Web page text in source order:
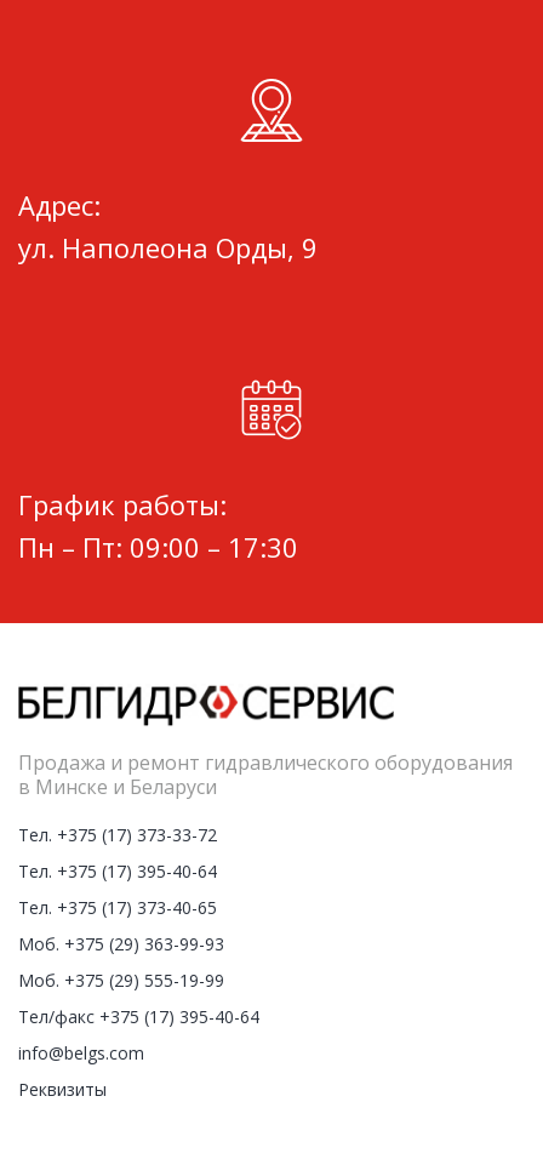
Адрес:
ул. Наполеона Орды, 9
График работы:
Пн – Пт: 09:00 – 17:30
Продажа и ремонт гидравлического оборудования
в Минске и Беларуси
Тел. +375 (17) 373-33-72
Тел. +375 (17) 395-40-64
Тел. +375 (17) 373-40-65
Моб. +375 (29) 363-99-93
Моб. +375 (29) 555-19-99
Тел/факс +375 (17) 395-40-64
info@belgs.com
Реквизиты